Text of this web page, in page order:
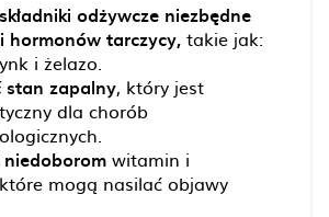
odżywcze niezbędne
hormonów tarczycy, takie jak:
i żelazo.
stan zapalny, który jest
dla chorób
witamin i
mogą nasilać objawy